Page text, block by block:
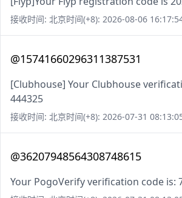
接收时间: 北京时间(+8): 2026-08-06
@15741660296311387531
[Clubhouse] Your Clubhouse
444325
接收时间: 北京时间(+8): 2026-07-31
@36207948564308748615
Your PogoVerify verification code is: